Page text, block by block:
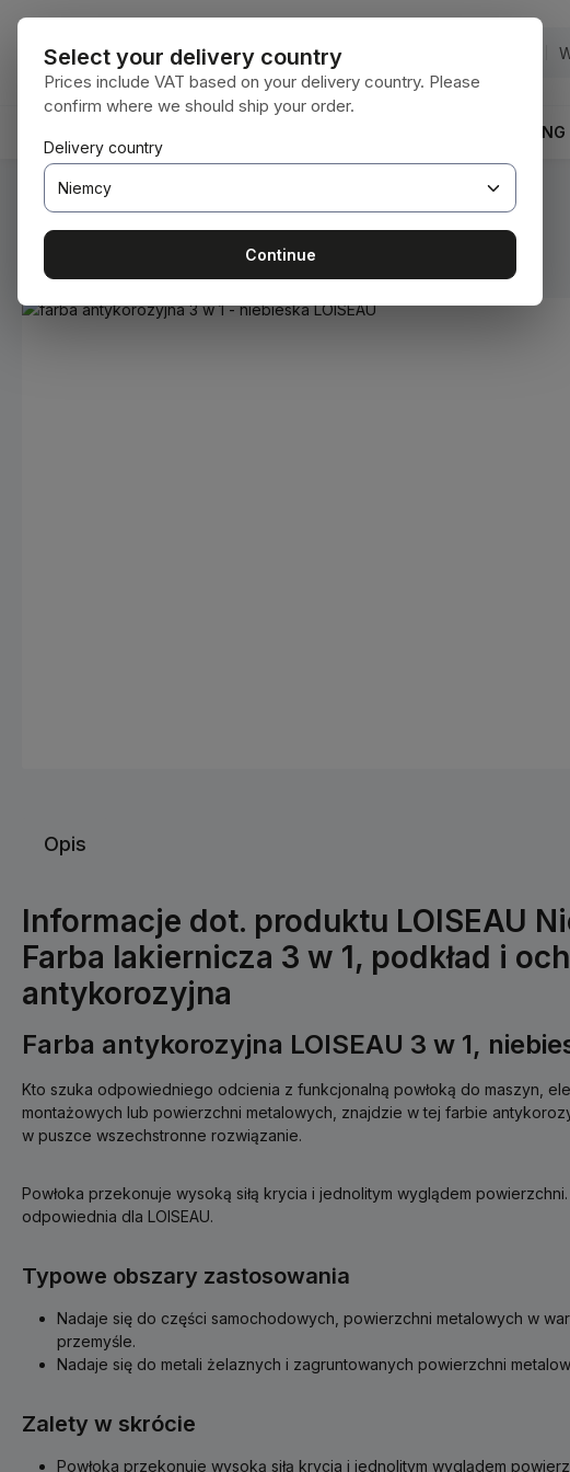
do głównej zawartości
Przejdź do wyszukiwania
Przejdź do głównej nawigacji
BODENBEARBEITUNG
Jesteś tutaj: Home Materiały eksploatacyjne Farby i lakiery
Pomiń galerię zdjęć
Opis
Informacje dot. produktu LOISEAU
Farba lakiernicza 3 w 1, podkład i
antykorozyjna
Farba antykorozyjna LOISEAU 3 w 1,
Kto szuka odpowiedniego odcienia z funkcjonalną powłoką do maszyn,
montażowych lub powierzchni metalowych, znajdzie w tej farbie
w puszce wszechstronne rozwiązanie.
Powłoka przekonuje wysoką siłą krycia i jednolitym wyglądem
odpowiednia dla LOISEAU.
Typowe obszary zastosowania
Nadaje się do części samochodowych, powierzchni metalowych w
przemyśle.
Nadaje się do metali żelaznych i zagruntowanych powierzchni
Zalety w skrócie
Powłoka przekonuje wysoką siłą krycia i jednolitym wyglądem
Select your delivery country
Prices include VAT based on your delivery country. Please
confirm where we should ship your order.
Delivery country
Continue